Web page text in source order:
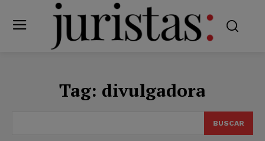
Tag: divulgadora
BUSCAR